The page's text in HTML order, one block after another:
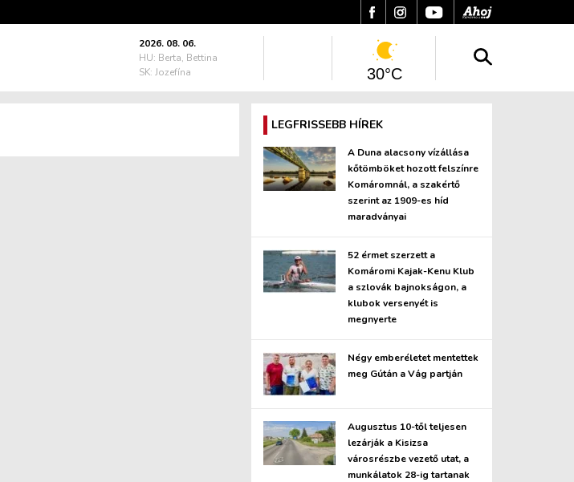
2026. 08. 06.
HU: Berta, Bettina
SK: Jozefína
30°C
LEGFRISSEBB HÍREK
A Duna alacsony vízállása
kőtömböket hozott felszínre
Komáromnál, a szakértő
szerint az 1909-es híd
maradványai
52 érmet szerzett a
Komáromi Kajak-Kenu Klub
a szlovák bajnokságon, a
klubok versenyét is
megnyerte
Négy emberéletet mentettek
meg Gútán a Vág partján
Augusztus 10-től teljesen
lezárják a Kisizsa
városrészbe vezető utat, a
munkálatok 28-ig tartanak